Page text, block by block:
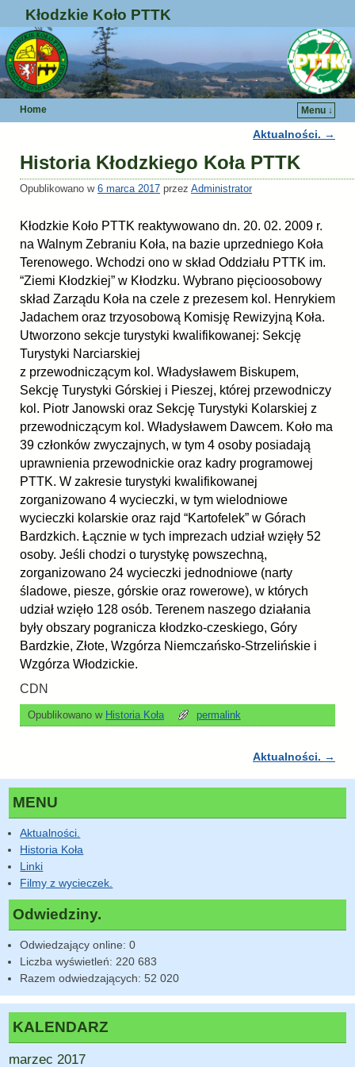
Kłodzkie Koło PTTK
Home Menu ↓
Aktualności. →
Historia Kłodzkiego Koła PTTK
Opublikowano w 6 marca 2017 przez Administrator
Kłodzkie Koło PTTK reaktywowano dn. 20. 02. 2009 r.
na Walnym Zebraniu Koła, na bazie uprzedniego Koła
Terenowego. Wchodzi ono w skład Oddziału PTTK im.
“Ziemi Kłodzkiej” w Kłodzku. Wybrano pięcioosobowy
skład Zarządu Koła na czele z prezesem kol. Henrykiem
Jadachem oraz trzyosobową Komisję Rewizyjną Koła.
Utworzono sekcje turystyki kwalifikowanej: Sekcję
Turystyki Narciarskiej
z przewodniczącym kol. Władysławem Biskupem,
Sekcję Turystyki Górskiej i Pieszej, której przewodniczy
kol. Piotr Janowski oraz Sekcję Turystyki Kolarskiej z
przewodniczącym kol. Władysławem Dawcem. Koło ma
39 członków zwyczajnych, w tym 4 osoby posiadają
uprawnienia przewodnickie oraz kadry programowej
PTTK. W zakresie turystyki kwalifikowanej
zorganizowano 4 wycieczki, w tym wielodniowe
wycieczki kolarskie oraz rajd “Kartofelek” w Górach
Bardzkich. Łącznie w tych imprezach udział wzięły 52
osoby. Jeśli chodzi o turystykę powszechną,
zorganizowano 24 wycieczki jednodniowe (narty
śladowe, piesze, górskie oraz rowerowe), w których
udział wzięło 128 osób. Terenem naszego działania
były obszary pogranicza kłodzko-czeskiego, Góry
Bardzkie, Złote, Wzgórza Niemczańsko-Strzelińskie i
Wzgórza Włodzickie.
CDN
Opublikowano w Historia Koła permalink
Aktualności. →
MENU
Aktualności.
Historia Koła
Linki
Filmy z wycieczek.
Odwiedziny.
Odwiedzający online:0
Liczba wyświetleń: 220 683
Razem odwiedzających:52 020
KALENDARZ
marzec 2017